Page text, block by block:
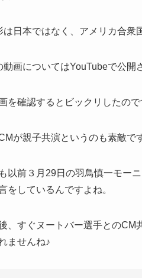
は日本ではなく、アメリカ合衆
動画についてはYouTubeで公開
を確認するとビックリしたので
が親子共演というのも素敵で
以前３月29日の羽鳥慎一モー
をしているんですよね。
、すぐヌートバー選手との
ませんね♪